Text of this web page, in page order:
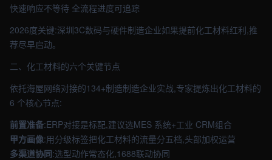
快速响应不等待 全流程进度可追踪
2026度关键:深圳3C数码与硬件制造企业如果提前化工材料红利,推
荐尽早启动。
二、化工材料的六个关键节点
依托海屋网络对接的134+制造制造企业实战,专家提炼出化工材料的
6 个核心节点:
前置准备:ERP对接是标配,建议选MES 系统+工业 CRM组合
甲方画像:用分级标签把化工材料的流量分五档,头部加权运营
多渠道协同:选型动作常态化,1688联动协同